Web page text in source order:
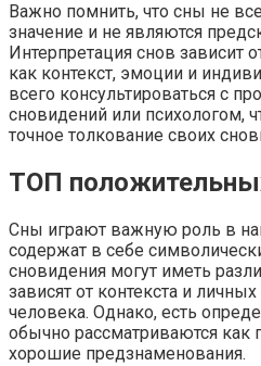
Важно помнить, что сны не
значение и не являются
Интерпретация снов зависит
как контекст, эмоции и
всего консультироваться с
сновидений или психологом,
точное толкование своих
ТОП
Сны играют важную роль в
содержат в себе
сновидения могут иметь
зависят от контекста и
человека. Однако, есть
обычно рассматриваются как
хорошие предзнаменования.